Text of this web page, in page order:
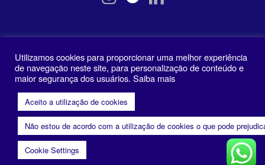
Política de Privacidade
Utilizamos cookies para proporcionar uma melhor experiência
de navegação neste site, para personalização de conteúdo e
maior segurança dos usuários. Saiba mais
Aceito a utilização de cookies
Não estou de acordo com a utilização de cookies o que pode
Cookie Settings